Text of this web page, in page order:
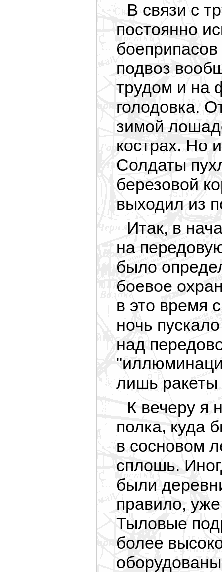
В связи с
постоянно
подвоз
трудом и на
голодовка.
зимой
кострах. Но
Солдаты
березовой
выходил из
Итак, в
на
было
боевое
в это время
ночь
над
лишь ракеты
К вечеру я
полка, куда
в сосновом
сплошь.
были
правило,
Тыловые
более